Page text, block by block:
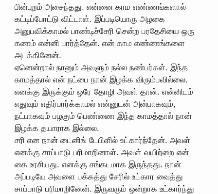
பின்புறம் அசைந்தது. என்னை காம எண்ணங்களால்
கட்டிப்போட்டு விட்டாள். இப்படியொரு அழகை
அனுபவிக்காமல் பாண்டிச்சேரி சென்ற பரதேசியை ஒரு
கணம் என்னி பார்த்தேன். என் காம எண்ணங்களை
அடக்கினேன்.
ஏனென்றால் நானும் அவளும் நல்ல நண்பர்கள். இந்த
காமத்தால் என் நட்பை நான் இழக்க விரும்பவில்லை.
எனக்கு இருக்கும் ஒரே தோழி அவள் தான். என்னிடம்
எதுவும் எதிர்பார்க்காமல் என்னுடன் அன்பாகவும்,
நட்பாகவும் பழகும் பெண்ணை இந்த காமத்தால் நான்
இழக்க தயாராக இல்லை.
சரி என நான் டைனிங் டேபிளில் உட்கார்ந்தேன். அவள்
எனக்கு சாப்பாடு பரிமாறினாள். அவள் வயிற்றை என்
கை உரசியது. எனக்கு சங்கடமாக இருந்தது. நான்
அப்படியே அவளை பக்கத்து சேரில் உட்கார வைத்து
சாப்பாடு பரிமாறினேன். இருவரும் ஒன்றாக உட்கார்ந்து